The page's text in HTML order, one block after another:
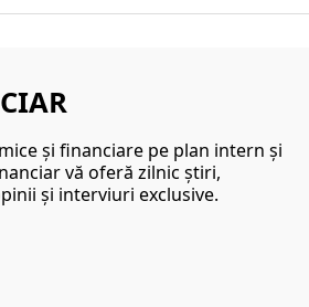
şi financiare pe plan intern şi
vă oferă zilnic ştiri,
şi interviuri exclusive.